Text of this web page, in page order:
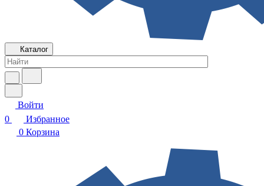
Каталог
Войти
0
Избранное
0 Корзина